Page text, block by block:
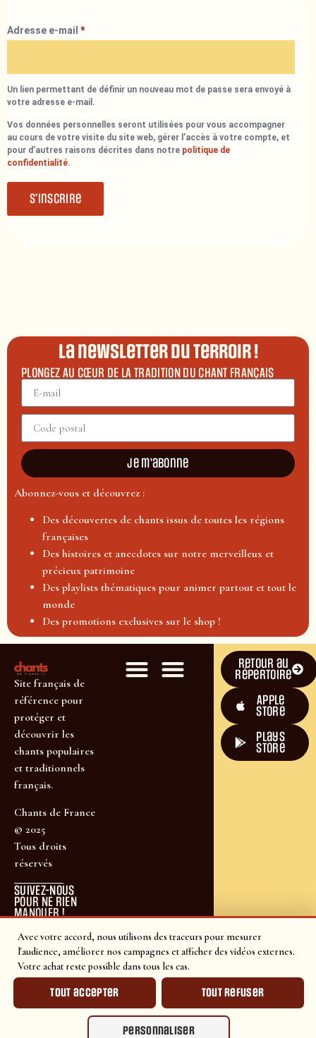
Avec votre accord, nous utilisons des traceurs pour mesurer
l'audience, améliorer nos campagnes et afficher des vidéos externes.
Votre achat reste possible dans tous les cas.
Tout accepter Tout refuser
Personnaliser
Adresse e-mail *
Un lien permettant de définir un nouveau mot de passe sera envoyé à
votre adresse e-mail.
Vos données personnelles seront utilisées pour vous accompagner
au cours de votre visite du site web, gérer l’accès à votre compte, et
pour d’autres raisons décrites dans notre politique de
confidentialité.
S’inscrire
La newsletter du terroir !
PLONGEZ AU CŒUR DE LA TRADITION DU CHANT FRANÇAIS
Je m'abonne
Abonnez-vous et découvrez :
Des découvertes de chants issus de toutes les régions
françaises
Des histoires et anecdotes sur notre merveilleux et
précieux patrimoine
Des playlists thématiques pour animer partout et tout le
monde
Des promotions exclusives sur le shop !
Site français de
référence pour
protéger et
découvrir les
chants populaires
et traditionnels
français.
Chants de France
© 2025
Tous droits
réservés
SUIVEZ-NOUS
POUR NE RIEN
MANQUER !
Retour au
répertoire
Apple
Store
plays
store